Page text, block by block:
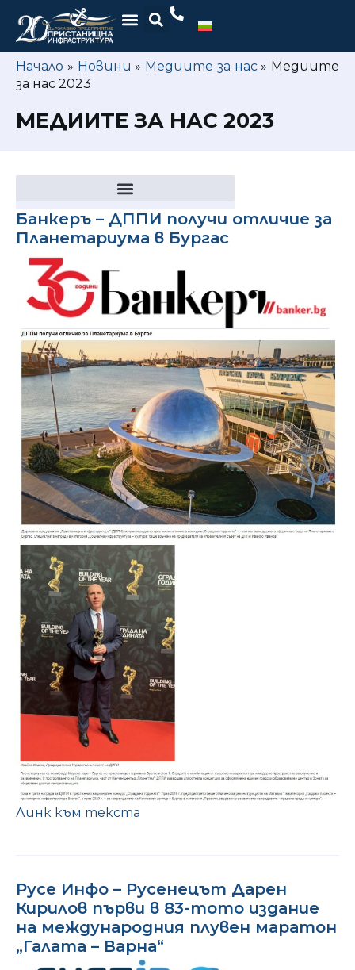
Начало » Новини » Медиите за нас» Медиите
за нас 2023
МЕДИИТЕ ЗА НАС 2023
Банкеръ – ДППИ получи отличие за
Планетариума в Бургас
Линк към текста
Русе Инфо – Русенецът Дарен
Кирилов първи в 83-тото издание
на международния плувен маратон
„Галата – Варна“